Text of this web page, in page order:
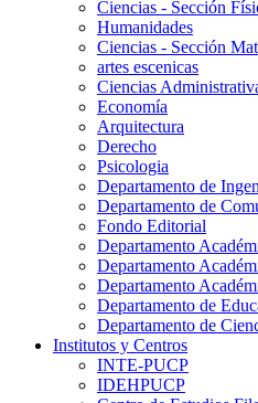
Ciencias - Sección
Humanidades
Ciencias - Sección
artes escenicas
Ciencias
Economía
Arquitectura
Derecho
Psicologia
Departamento de
Departamento de
Fondo Editorial
Departamento
Departamento
Departamento
Departamento de
Departamento de
Institutos y Centros
INTE-PUCP
IDEHPUCP